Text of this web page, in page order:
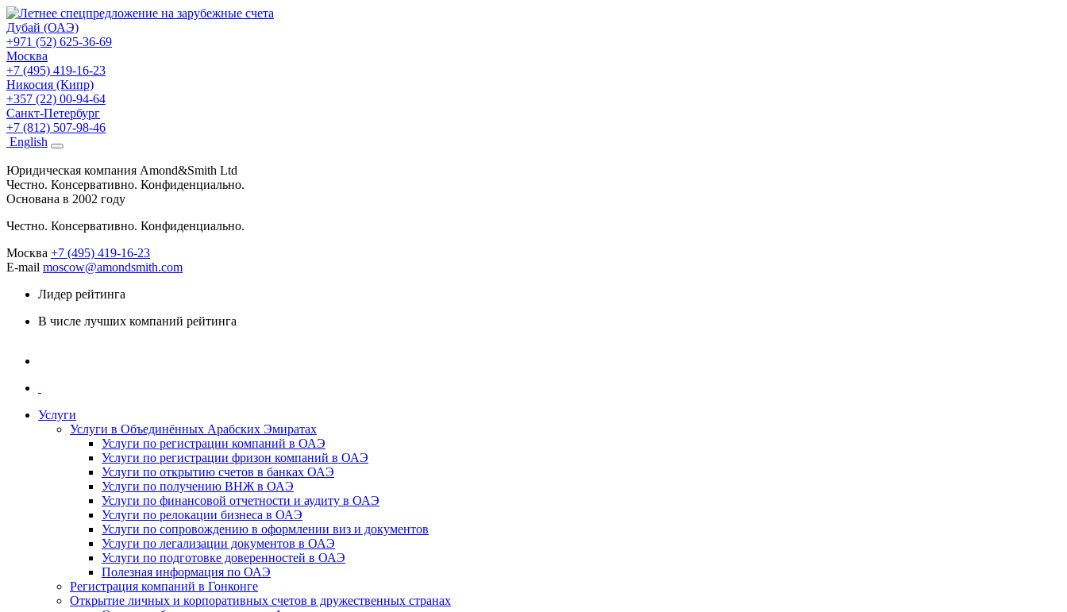
Дубай (ОАЭ)
+971 (52) 625-36-69
Москва
+7 (495) 419-16-23
Никосия (Кипр)
+357 (22) 00-94-64
Санкт-Петербург
+7 (812) 507-98-46
English
Юридическая компания Amond&Smith Ltd
Честно. Консервативно. Конфиденциально.
Основана в 2002 году
Честно. Консервативно. Конфиденциально.
Москва +7 (495) 419-16-23
E-mail moscow@amondsmith.com
Лидер рейтинга
В числе лучших компаний рейтинга
Услуги
Услуги в Объединённых Арабских Эмиратах
Услуги по регистрации компаний в ОАЭ
Услуги по регистрации фризон компаний в ОАЭ
Услуги по открытию счетов в банках ОАЭ
Услуги по получению ВНЖ в ОАЭ
Услуги по финансовой отчетности и аудиту в ОАЭ
Услуги по релокации бизнеса в ОАЭ
Услуги по сопровождению в оформлении виз и документов
Услуги по легализации документов в ОАЭ
Услуги по подготовке доверенностей в ОАЭ
Полезная информация по ОАЭ
Регистрация компаний в Гонконге
Открытие личных и корпоративных счетов в дружественных странах